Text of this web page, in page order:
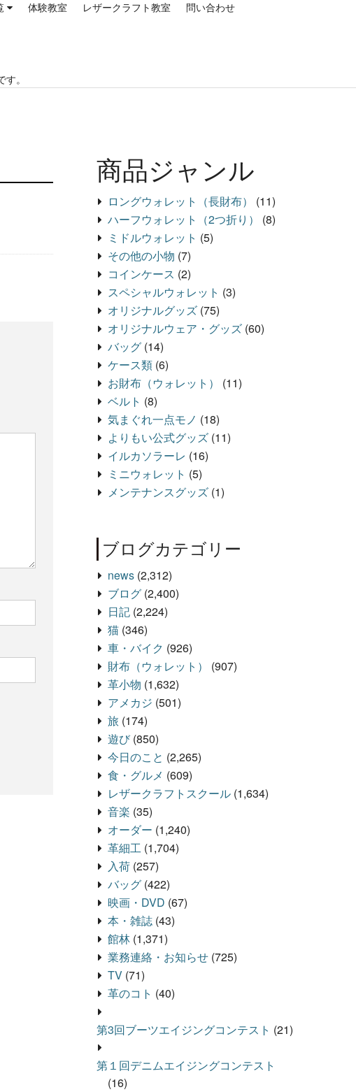
体験教室 レザークラフト教室 問い合わせ
。
商品ジャンル
ロングウォレット（長財布）
(11)
ハーフウォレット（2つ折り）
(8)
ミドルウォレット (5)
その他の小物 (7)
コインケース (2)
スペシャルウォレット (3)
オリジナルグッズ (75)
オリジナルウェア・グッズ (60)
バッグ (14)
ケース類 (6)
お財布（ウォレット）
(11)
ベルト (8)
気まぐれ一点モノ (18)
よりもい公式グッズ (11)
イルカソラーレ (16)
ミニウォレット (5)
メンテナンスグッズ (1)
ブログカテゴリー
news (2,312)
ブログ (2,400)
日記 (2,224)
猫 (346)
車・バイク (926)
財布（ウォレット）
(907)
革小物 (1,632)
アメカジ (501)
旅 (174)
遊び(850)
今日のこと (2,265)
食・グルメ (609)
レザークラフトスクール (1,634)
音楽 (35)
オーダー (1,240)
革細工 (1,704)
入荷 (257)
バッグ (422)
映画・DVD (67)
本・雑誌 (43)
館林 (1,371)
業務連絡・お知らせ (725)
TV (71)
革のコト (40)
第3回ブーツエイジングコンテスト (21)
第１回デニムエイジングコンテスト
(16)